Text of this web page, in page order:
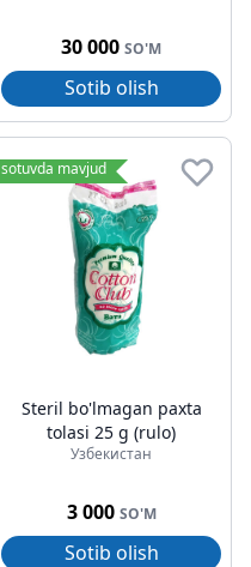
30 000 SO'M
Sotib olish
sotuvda mavjud
Steril bo'lmagan paxta
tolasi 25 g (rulo)
Узбекистан
3 000 SO'M
Sotib olish